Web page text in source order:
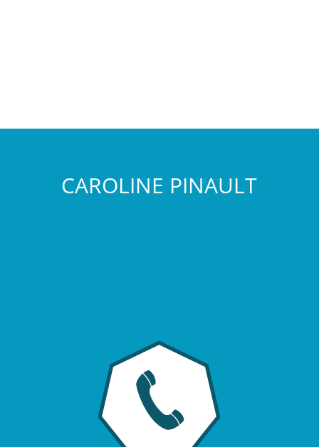
CAROLINE PINAULT